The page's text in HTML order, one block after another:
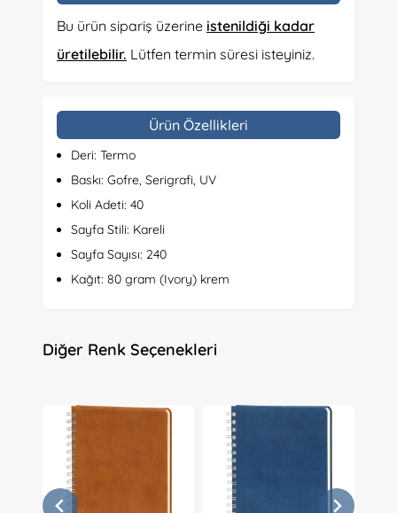
Bu ürün sipariş üzerine istenildiği kadar
üretilebilir. Lütfen termin süresi isteyiniz.
Ürün Özellikleri
Deri: Termo
Baskı: Gofre, Serigrafi, UV
Koli Adeti: 40
Sayfa Stili: Kareli
Sayfa Sayısı: 240
Kağıt: 80 gram (Ivory) krem
Diğer Renk Seçenekleri